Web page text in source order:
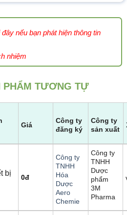
nếu bạn phát hiện thông tin
nhiệm
PHẨM TƯƠNG TỰ
Giá
Công ty
đăng ký
Công ty
sản xuất
bị
0đ
Công ty
TNHH
Hóa
Dược
Aero
Chemie
Công ty
TNHH
Dược
phẩm
3M
Pharma